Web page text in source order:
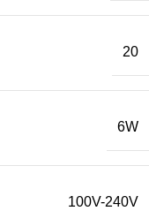
20
6W
100V-240V